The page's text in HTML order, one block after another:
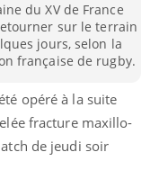
du XV de France
sur le terrain
jours, selon la
française de rugby.
opéré à la suite
fracture maxillo-
de jeudi soir